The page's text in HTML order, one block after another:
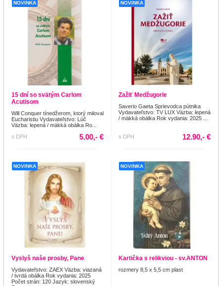
NOVINKA
15 dní so svätým Carlom
Acutisom
Will Conquer tínedžerom, ktorý miloval
Eucharistiu Vydavateľstvo: Lúč
Väzba: lepená / mäkká obálka Ro...
s DPH
5.00,- €
NOVINKA
Zažiť Medžugorie
Saverio Gaeta Sprievodca pútnika
Vydavateľstvo: TV LUX Väzba: lepená
/ mäkká obálka Rok vydania: 2025 ...
s DPH 12.90,- €
NOVINKA
Vyslyš naše prosby, Pane
Vydavateľstvo: ZAEX Väzba: viazaná
/ tvrdá obálka Rok vydania: 2025
Počet strán: 120 Jazyk: slovenský
NOVINKA
Kartička s relikviou - sv.ANTON
rozmery 8,5 x 5,5 cm plast